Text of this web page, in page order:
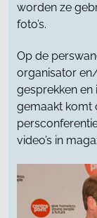
worden ze
foto’s.
Op de
organisator
gesprekken en
gemaakt komt
video’s in